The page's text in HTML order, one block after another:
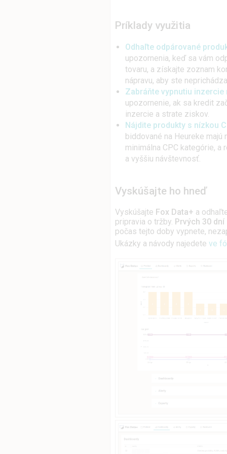
Príklady využitia
Odhaľte odpárované
upozornenia, keď sa vám
tovaru, a získajte zoznam
nápravu, aby ste
Zabráňte vypnutiu inzercie
upozornenie, ak sa kredit
inzercie a strate ziskov.
Nájdite produkty s nízkou
biddované na Heureke
minimálna CPC kategórie,
a vyššiu návštevnosť.
Vyskúšajte ho hneď
Vyskúšajte Fox Data+ a
pripravia o tržby. Prvých 30
počas tejto doby vypnete,
Ukázky a návody najedete ve